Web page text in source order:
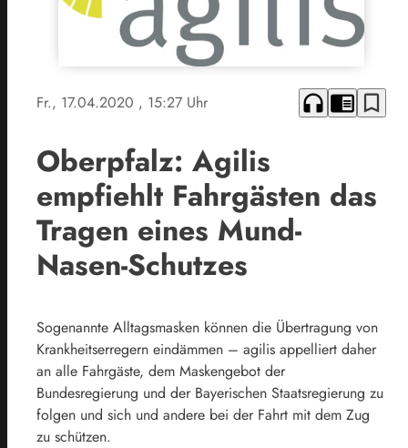
Fr., 17.04.2020 , 15:27 Uhr headphones chrome_reader_mode bookmark_border
Oberpfalz: Agilis
empfiehlt Fahrgästen das
Tragen eines Mund-
Nasen-Schutzes
Sogenannte Alltagsmasken können die Übertragung von
Krankheitserregern eindämmen – agilis appelliert daher
an alle Fahrgäste, dem Maskengebot der
Bundesregierung und der Bayerischen Staatsregierung zu
folgen und sich und andere bei der Fahrt mit dem Zug
zu schützen.